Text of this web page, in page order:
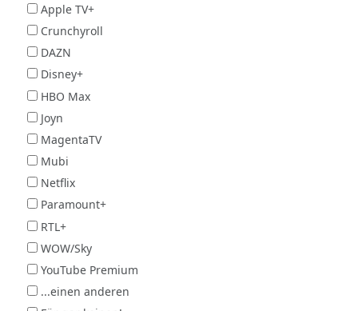
Apple TV+
Crunchyroll
DAZN
Disney+
HBO Max
Joyn
MagentaTV
Mubi
Netflix
Paramount+
RTL+
WOW/Sky
YouTube Premium
...einen anderen